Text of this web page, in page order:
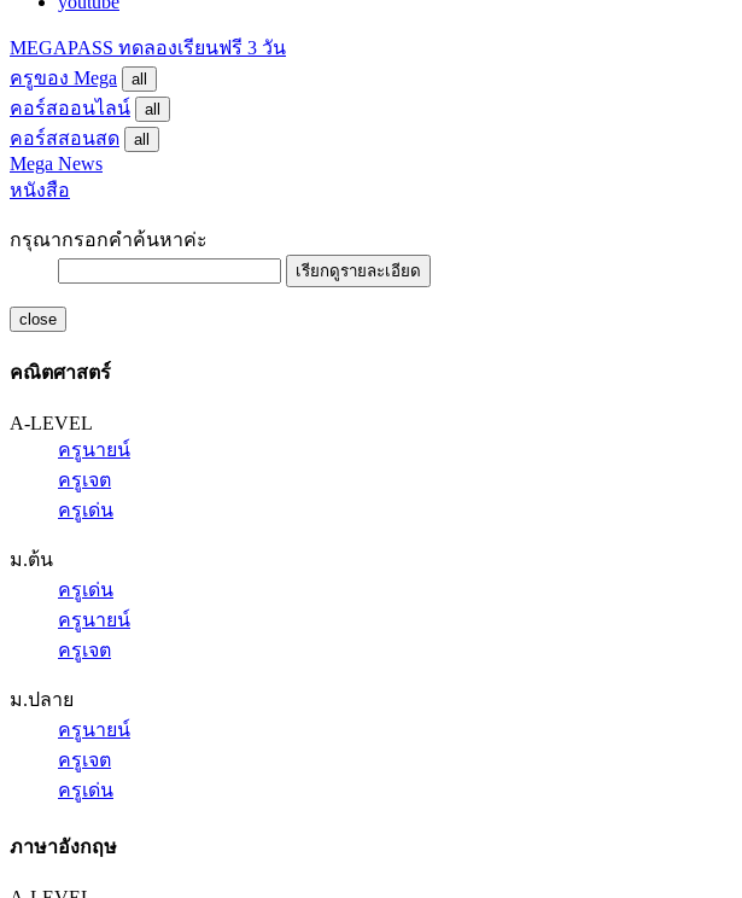
MEGAPASS ทดลองเรียนฟรี 3 วัน
ครูของ Mega
all
คอร์สออนไลน์ all
คอร์สสอนสด all
Mega News
หนังสือ
กรุณากรอกคำค้นหาค่ะ
เรียกดูรายละเอียด
close
คณิตศาสตร์
A-LEVEL
ครูนายน์
ครูเจต
ครูเด่น
ม.ต้น
ครูเด่น
ครูนายน์
ครูเจต
ม.ปลาย
ครูนายน์
ครูเจต
ครูเด่น
ภาษาอังกฤษ